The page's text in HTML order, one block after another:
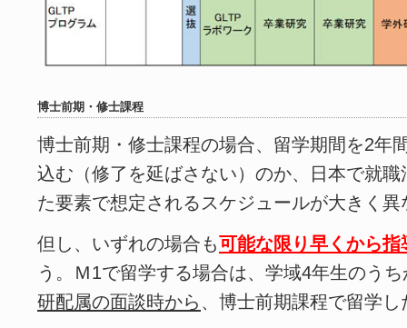
博士前期・修士課程
博士前期・修士課程の場合、留学期間を2年
込む（修了を延ばさない）のか、日本で就
た要素で想定されるスケジュールが大きく異
但し、いずれの場合も可能な限り早くから指
う。Ｍ1で留学する場合は、学域4年生のう
研配属の面談時から 、博士前期課程で留学